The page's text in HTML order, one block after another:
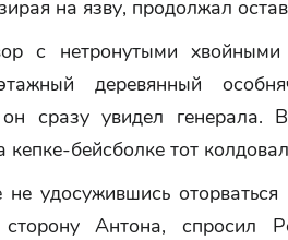
на язву, продолжал
с нетронутыми хвойными
деревянный
он сразу увидел генерала.
кепке-бейсболке тот
удосужившись оторваться
Антона, спросил